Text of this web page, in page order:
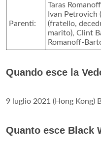
Parenti:
Taras
Ivan
(fratello,
marito), Clint
Romanoff-
Quando esce la
9 luglio 2021 (Hong Kong)
Quanto esce Black